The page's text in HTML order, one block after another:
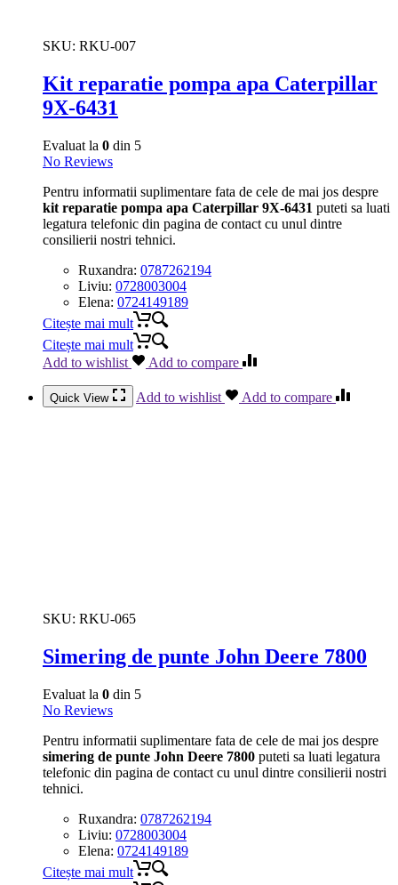
SKU: RKU-007
Kit reparatie pompa apa Caterpillar
9X-6431
Evaluat la 0 din 5
No Reviews
Pentru informatii suplimentare fata de cele de mai jos despre
kit reparatie pompa apa Caterpillar 9X-6431 puteti sa luati
legatura telefonic din pagina de contact cu unul dintre
consilierii nostri tehnici.
Ruxandra: 0787262194
Liviu: 0728003004
Elena: 0724149189
Citește mai mult
Citește mai mult
Add to wishlist
Add to compare
Quick View Add to wishlist Add to compare
SKU: RKU-065
Simering de punte John Deere 7800
Evaluat la 0 din 5
No Reviews
Pentru informatii suplimentare fata de cele de mai jos despre
simering de punte John Deere 7800 puteti sa luati legatura
telefonic din pagina de contact cu unul dintre consilierii nostri
tehnici.
Ruxandra: 0787262194
Liviu: 0728003004
Elena: 0724149189
Citește mai mult